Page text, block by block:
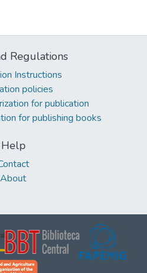
Regulations
Instructions
policies
for publication
for publishing books
Help
About